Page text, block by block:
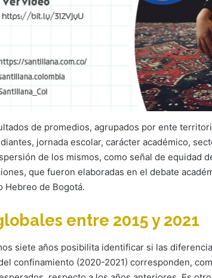
de promedios, agrupados por ente
jornada escolar, carácter académico,
de los mismos, como señal de equidad
que fueron elaboradas en el debate
Hebreo de Bogotá.
entre 2015 y 2021
siete años posibilita identificar si las
confinamiento (2020-2021) corresponden,